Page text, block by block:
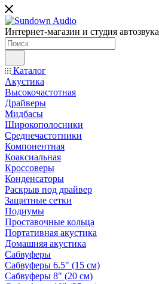
Интернет-магазин и студия автозвука
Каталог
Акустика
Высокочастотная
Драйверы
Мидбасы
Широкополосники
Среднечастотники
Компонентная
Коаксиальная
Кроссоверы
Конденсаторы
Раскрыв под драйвер
Защитные сетки
Подиумы
Проставочные кольца
Портативная акустика
Домашняя акустика
Сабвуферы
Сабвуферы 6.5" (15 см)
Сабвуферы 8" (20 см)